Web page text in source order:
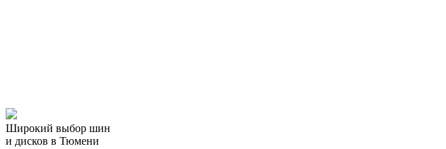
Широкий выбор шин
и дисков в Тюмени